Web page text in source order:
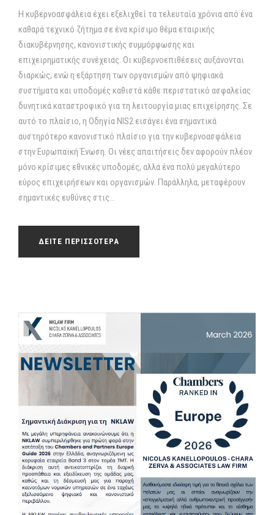
Η κυβερνοασφάλεια έχει εξελιχθεί τα τελευταία χρόνια από ένα
καθαρά τεχνικό ζήτημα σε ένα κρίσιμο θέμα εταιρικής
διακυβέρνησης, κανονιστικής συμμόρφωσης και
επιχειρηματικής συνέχειας. Οι κυβερνοεπιθέσεις αυξάνονται
διαρκώς, ενώ η εξάρτηση των οργανισμών από ψηφιακά
συστήματα και υποδομές καθιστά κάθε περιστατικό ασφαλείας
δυνητικά καταστροφικό για τη λειτουργία μιας επιχείρησης. Σε
αυτό το πλαίσιο, η Οδηγία NIS2 εισάγει ένα σημαντικά
αυστηρότερο κανονιστικό πλαίσιο για την κυβερνοασφάλεια
στην Ευρωπαϊκή Ένωση. Οι νέες απαιτήσεις δεν αφορούν πλέον
μόνο κρίσιμες εθνικές υποδομές, αλλά ένα πολύ μεγαλύτερο
εύρος επιχειρήσεων και οργανισμών. Παράλληλα, μεταφέρουν
σημαντικές ευθύνες στις...
ΔΕΙΤΕ ΠΕΡΙΣΣΟΤΕΡΑ